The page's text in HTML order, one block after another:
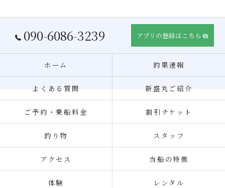
090-6086-3239 アプリの登録はこちら
ホーム 釣果速報
よくある質問 新盛丸ご紹介
ご予約・乗船料金 割引チケット
釣り物 スタッフ
アクセス 当船の特徴
体験 レンタル